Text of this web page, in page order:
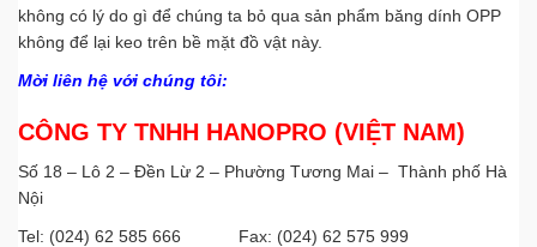
không có lý do gì để chúng ta bỏ qua sản phẩm băng dính OPP
không để lại keo trên bề mặt đồ vật này.
Mời liên hệ với chúng tôi:
CÔNG TY TNHH HANOPRO (VIỆT NAM)
Số 18 – Lô 2 – Đền Lừ 2 – Phường Tương Mai – Thành phố Hà
Nội
Tel: (024) 62 585 666 Fax: (024) 62 575 999